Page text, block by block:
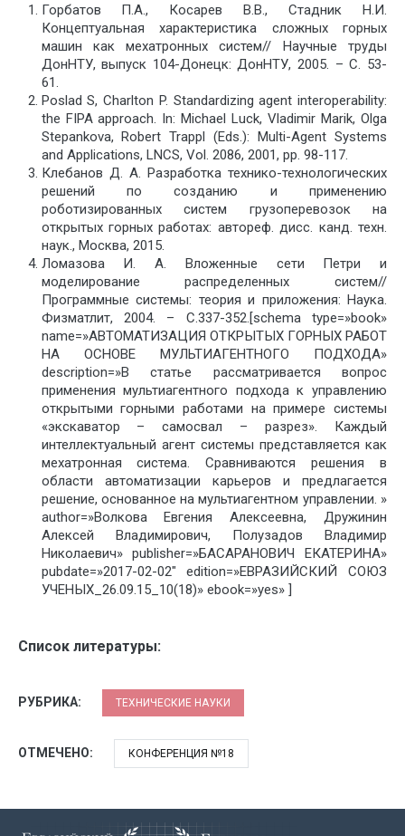
Горбатов П.А., Косарев В.В., Стадник Н.И.
Концептуальная характеристика сложных горных
машин как мехатронных систем// Научные труды
ДонНТУ, выпуск 104-Донецк: ДонНТУ, 2005. – С. 53-
61.
Poslad S, Charlton P. Standardizing agent interoperability:
the FIPA approach. In: Michael Luck, Vladimir Marik, Olga
Stepankova, Robert Trappl (Eds.): Multi-Agent Systems
and Applications, LNCS, Vol. 2086, 2001, pp. 98-117.
Клебанов Д. А. Разработка технико-технологических
решений по созданию и применению
роботизированных систем грузоперевозок на
открытых горных работах: автореф. дисс. канд. техн.
наук., Москва, 2015.
Ломазова И. А. Вложенные сети Петри и
моделирование распределенных систем//
Программные системы: теория и приложения: Наука.
Физматлит, 2004. – С.337-352.[schema type=»book»
name=»АВТОМАТИЗАЦИЯ ОТКРЫТЫХ ГОРНЫХ РАБОТ
НА ОСНОВЕ МУЛЬТИАГЕНТНОГО ПОДХОДА»
description=»В статье рассматривается вопрос
применения мультиагентного подхода к управлению
открытыми горными работами на примере системы
«экскаватор – самосвал – разрез». Каждый
интеллектуальный агент системы представляется как
мехатронная система. Сравниваются решения в
области автоматизации карьеров и предлагается
решение, основанное на мультиагентном управлении. »
author=»Волкова Евгения Алексеевна, Дружинин
Алексей Владимирович, Полузадов Владимир
Николаевич» publisher=»БАСАРАНОВИЧ ЕКАТЕРИНА»
pubdate=»2017-02-02″ edition=»ЕВРАЗИЙСКИЙ СОЮЗ
УЧЕНЫХ_26.09.15_10(18)» ebook=»yes» ]
Список литературы:
РУБРИКА: ТЕХНИЧЕСКИЕ НАУКИ
ОТМЕЧЕНО: КОНФЕРЕНЦИЯ №18